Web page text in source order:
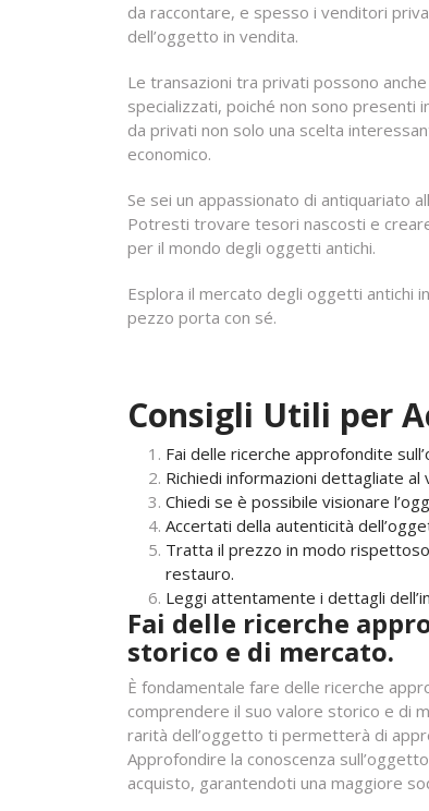
da raccontare, e spesso i venditori
dell’oggetto in vendita.
Le transazioni tra privati possono
specializzati, poiché non sono presenti
da privati non solo una scelta
economico.
Se sei un appassionato di antiquariato
Potresti trovare tesori nascosti e
per il mondo degli oggetti antichi.
Esplora il mercato degli oggetti antichi
pezzo porta con sé.
Consigli Utili per
Fai delle ricerche approfondite
Richiedi informazioni dettagliate
Chiedi se è possibile visionare
Accertati della autenticità
Tratta il prezzo in modo
restauro.
Leggi attentamente i dettagli
Fai delle ricerche
storico e di mercato.
È fondamentale fare delle ricerche
comprendere il suo valore storico e di
rarità dell’oggetto ti permetterà di
Approfondire la conoscenza
acquisto, garantendoti una maggiore